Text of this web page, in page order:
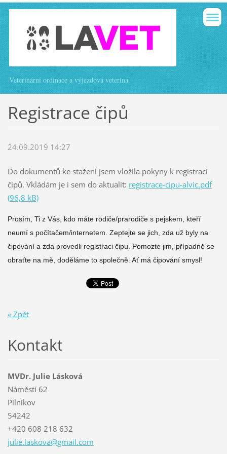
Veterinární ordinace a výjezdová veterina
Registrace čipů
24.09.2019 14:27
Do dokumentů ke stažení jsem vložila pokyny k registraci
čipů. Vkládám je i sem do aktualit: registrace-cipu-alvic.pdf
(96,8 kB)
Prosím, Ti z Vás, kdo máte rodiče/prarodiče s pejskem, kteří
neumí s počítačem/internetem. Zeptejte se jich, zda už byly na
čipování a zda provedli registraci čipu. Pomozte jim, případně se
obraťte na mě, doděláme to společně. Ať má čipování smysl!
« Zpět
Kontakt
MVDr. Julie Lásková
Náměstí 62
Pilníkov
54242
+420 608 218 632
julie.laskova@gmail.com